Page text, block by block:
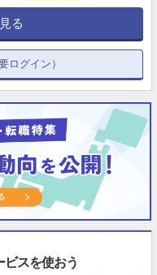
る
ログイン）
ビスを使おう